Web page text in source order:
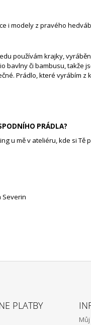
i modely z pravého
používám krajky,
bavlny či bambusu, takže
Prádlo, které vyrábím
PRÁDLA?
u mě v ateliéru, kde si Tě
Severin
PLATBY